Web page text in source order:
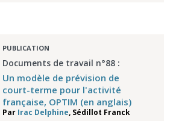
PUBLICATION
Documents de travail n°88 :
Un modèle de prévision de
court-terme pour l'activité
française, OPTIM (en anglais)
Par Irac Delphine, Sédillot Franck